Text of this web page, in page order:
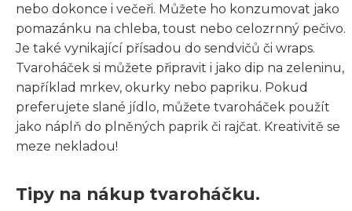
nebo dokonce i večeři. Můžete ho konzumovat jako
pomazánku na chleba, toust nebo celozrnný pečivo.
Je také vynikající přísadou do sendvičů či wraps.
Tvaroháček si můžete připravit i jako dip na zeleninu,
například mrkev, okurky nebo papriku. Pokud
preferujete slané jídlo, můžete tvaroháček použít
jako náplň do plněných paprik či rajčat. Kreativitě se
meze nekladou!
Tipy na nákup tvaroháčku.